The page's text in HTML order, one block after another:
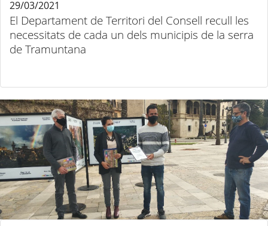
El Departament de Territori del Consell recull les
necessitats de cada un dels municipis de la serra
de Tramuntana
29/03/2021